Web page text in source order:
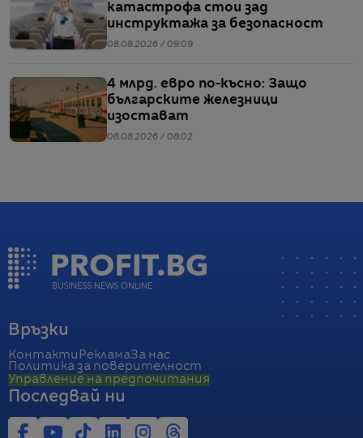
катастрофа стои зад
инструктажа за безопасност
08.08.2026 / 09:09
4 млрд. евро по-късно: Защо
българските железници
изостават
08.08.2026 / 08:02
Връзки
Контакти РекламаЗа нас
Политика за поверителност
Управление на предпочитания
Последвай ни